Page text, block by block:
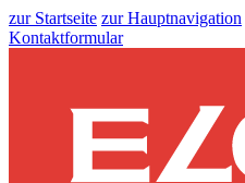
zur Startseite zur Hauptnavigation
Kontaktformular